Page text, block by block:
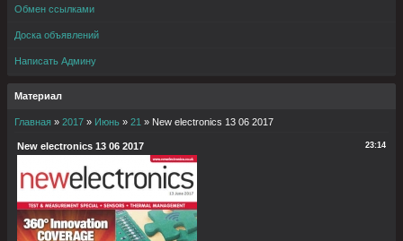
Обмен ссылками
Доска объявлений
Написать Админу
Материал
Главная » 2017 » Июнь » 21 » New electronics 13 06 2017
23:14
New electronics 13 06 2017